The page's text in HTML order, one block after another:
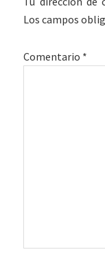
los
Los campos
Comentario *